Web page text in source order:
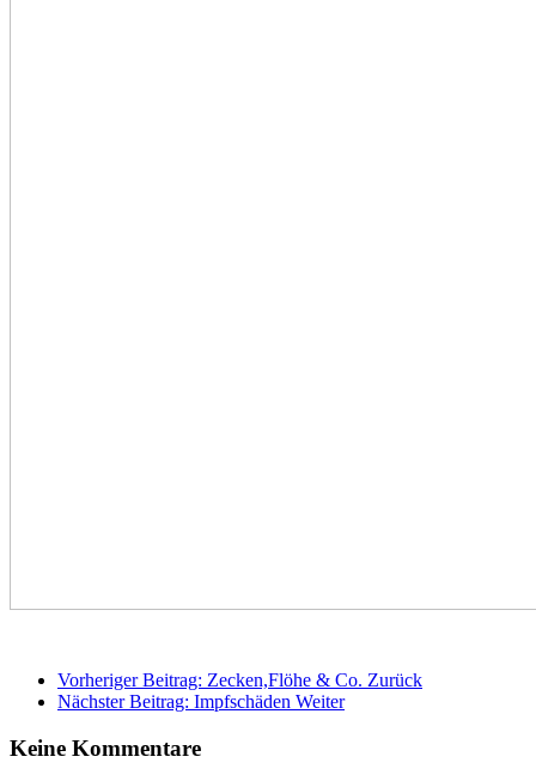
Vorheriger Beitrag: Zecken,Flöhe & Co. Zurück
Nächster Beitrag: Impfschäden Weiter
Keine Kommentare